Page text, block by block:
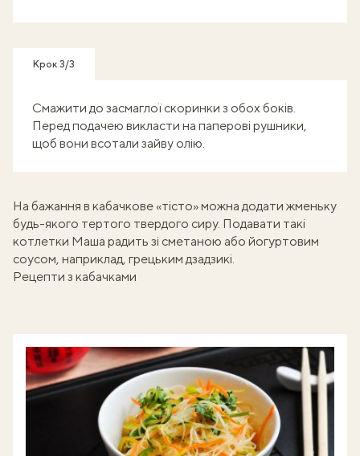
Крок 3/3
Смажити до засмаглої скоринки з обох боків.
Перед подачею викласти на паперові рушники,
щоб вони всотали зайву олію.
На бажання в кабачкове «тісто» можна додати жменьку
будь-якого тертого твердого сиру. Подавати такі
котлетки Маша радить зі сметаною або йогуртовим
соусом, наприклад, грецьким дзадзикі.
Рецепти з кабачками